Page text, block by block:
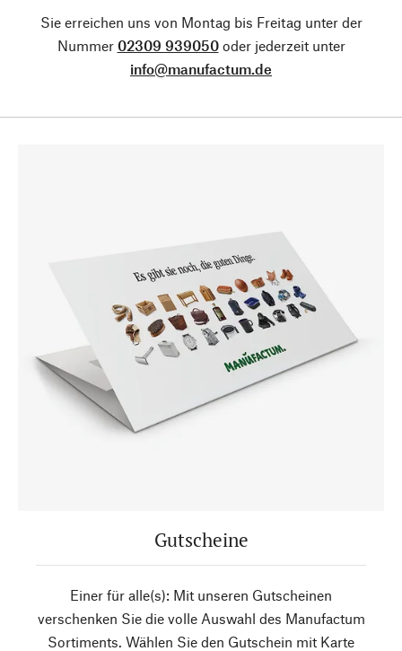
Sie erreichen uns von Montag bis Freitag unter der
Nummer 02309 939050oder jederzeit unter
info@manufactum.de
Gutscheine
Einer für alle(s): Mit unseren Gutscheinen
verschenken Sie die volle Auswahl des Manufactum
Sortiments. Wählen Sie den Gutschein mit Karte